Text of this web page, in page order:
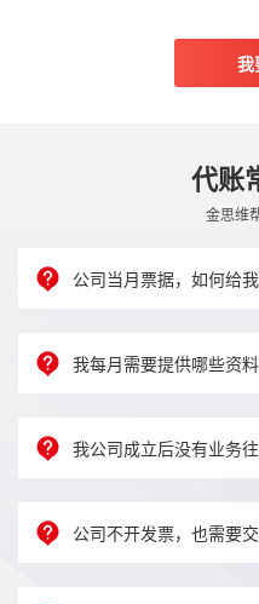
我
代账
金思维
公司当月票据，如何给我
我每月需要提供哪些资
我公司成立后没有业务
公司不开发票，也需要交